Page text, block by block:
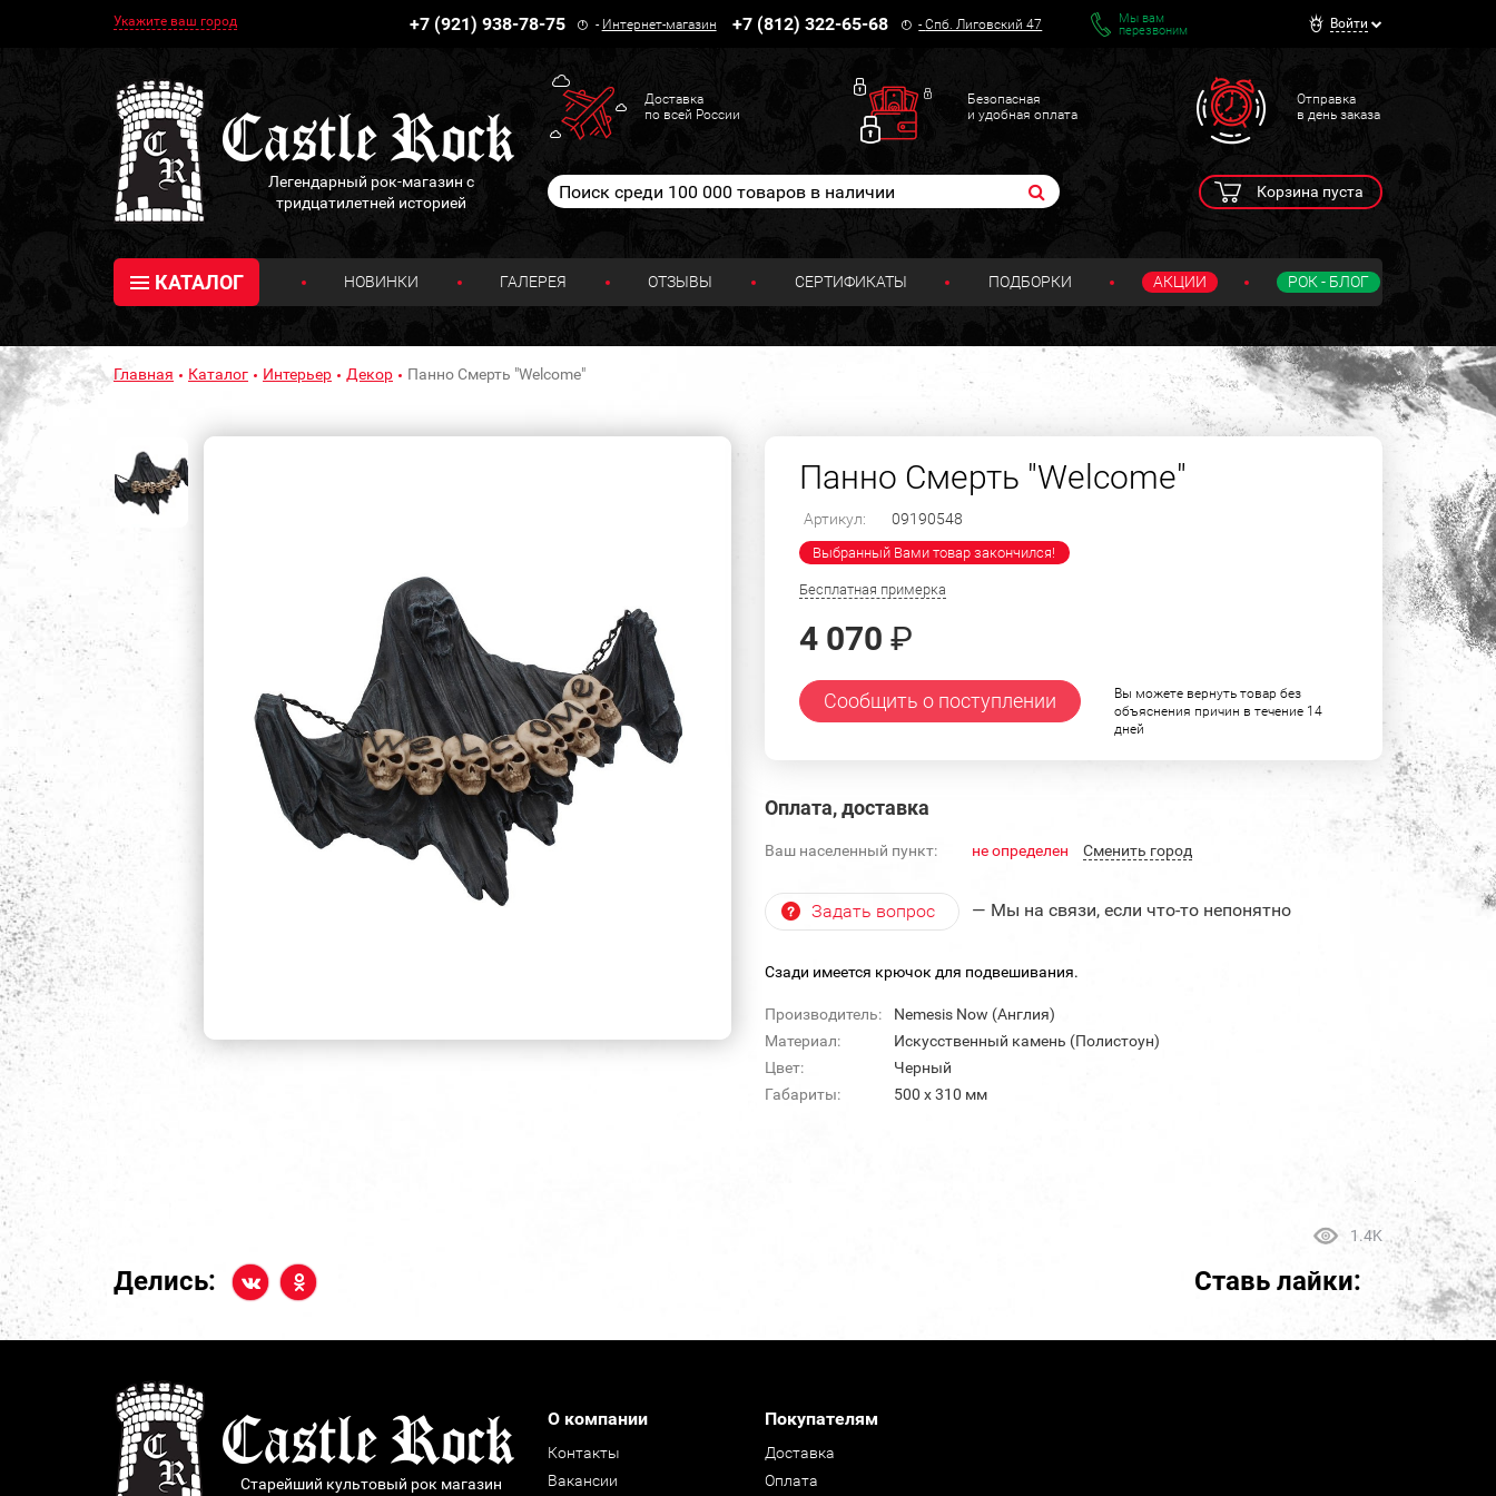
Укажите ваш город +7 (921) 938-78-75 - Интернет-магазин +7 (812) 322-65-68 -Спб. Лиговский 47
Мы вам
перезвоним
Войти
Легендарный рок-магазин с
тридцатилетней историей
Доставка
по всей России
Безопасная
и удобная оплата
Отправка
в день заказа
Корзина пуста
КАТАЛОГ НОВИНКИ ГАЛЕРЕЯ ОТЗЫВЫ СЕРТИФИКАТЫ ПОДБОРКИ АКЦИИ РОК - БЛОГ
Главная Каталог Интерьер Декор Панно Смерть "Welcome"
Панно Смерть "Welcome"
Артикул: 09190548
Выбранный Вами товар закончился!
Бесплатная примерка
4 070 ₽
Сообщить о поступлении
Вы можете вернуть товар без
объяснения причин в течение 14
дней
Оплата, доставка
Ваш населенный пункт: не определен Cменить город
Задать вопрос — Мы на связи, если что-то непонятно
Сзади имеется крючок для подвешивания.
Производитель:
Nemesis Now (Англия)
Материал:
Искусственный камень (Полистоун)
Цвет:
Черный
Габариты:
500 х 310 мм
1.4K
Делись: Ставь лайки:
Старейший культовый рок магазин
О компании
Контакты
Вакансии
Покупателям
Доставка
Оплата